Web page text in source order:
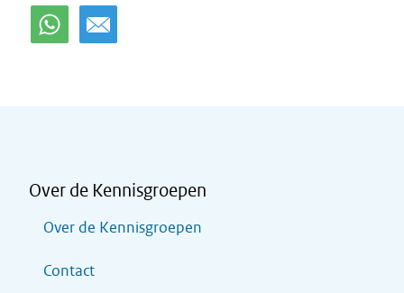
Over de Kennisgroepen
Over de Kennisgroepen
Contact